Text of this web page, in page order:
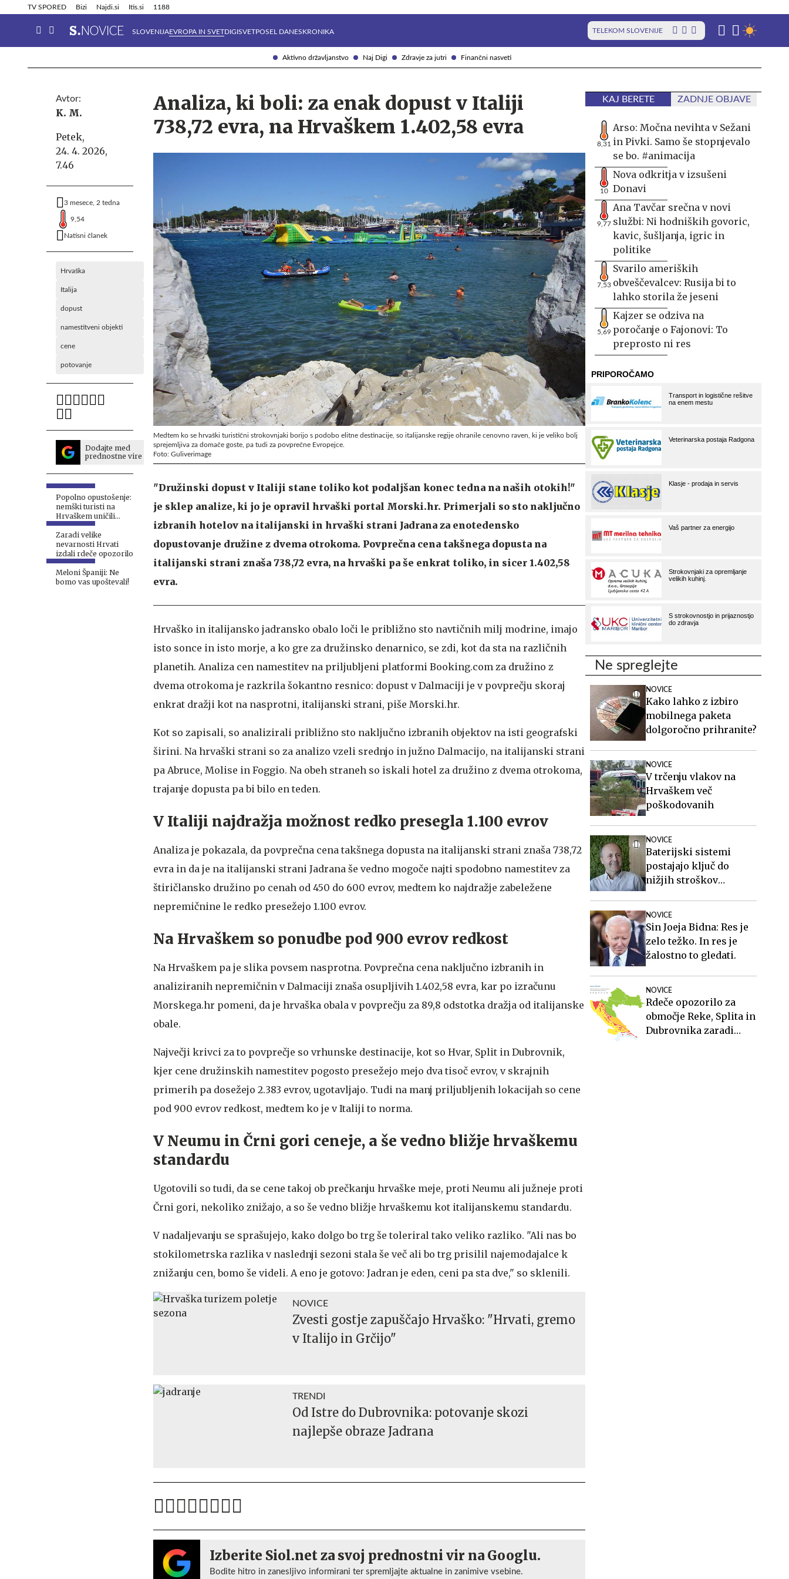
Aktivno državljanstvo Naj Digi Zdravje za jutri Finančni nasveti
TV SPORED Bizi Najdi.si Itis.si 1188
SLOVENIJAEVROPA IN SVETDIGISVETPOSEL DANESKRONIKA TELEKOM SLOVENIJE
Info in obvestila Tehnik
Avtor:
K. M.
Petek,
24. 4. 2026,
7.46
3 mesece, 2 tedna
9,54
Natisni članek
Hrvaška
Italija
dopust
namestitveni objekti
cene
potovanje
Dodajte med
prednostne vire
Popolno opustošenje:
nemški turisti na
Hrvaškem uničili
apartma #video
Zaradi velike
nevarnosti Hrvati
izdali rdeče opozorilo
Meloni Španiji: Ne
bomo vas upoštevali!
Analiza, ki boli: za enak dopust v Italiji
738,72 evra, na Hrvaškem 1.402,58 evra
Medtem ko se hrvaški turistični strokovnjaki borijo s podobo elitne destinacije, so italijanske regije ohranile cenovno raven, ki je veliko bolj
sprejemljiva za domače goste, pa tudi za povprečne Evropejce.
Foto: Guliverimage
"Družinski dopust v Italiji stane toliko kot podaljšan konec tedna na naših otokih!"
je sklep analize, ki jo je opravil hrvaški portal Morski.hr. Primerjali so sto naključno
izbranih hotelov na italijanski in hrvaški strani Jadrana za enotedensko
dopustovanje družine z dvema otrokoma. Povprečna cena takšnega dopusta na
italijanski strani znaša 738,72 evra, na hrvaški pa še enkrat toliko, in sicer 1.402,58
evra.
Hrvaško in italijansko jadransko obalo loči le približno sto navtičnih milj modrine, imajo
isto sonce in isto morje, a ko gre za družinsko denarnico, se zdi, kot da sta na različnih
planetih. Analiza cen namestitev na priljubljeni platformi Booking.com za družino z
dvema otrokoma je razkrila šokantno resnico: dopust v Dalmaciji je v povprečju skoraj
enkrat dražji kot na nasprotni, italijanski strani, piše Morski.hr.
Kot so zapisali, so analizirali približno sto naključno izbranih objektov na isti geografski
širini. Na hrvaški strani so za analizo vzeli srednjo in južno Dalmacijo, na italijanski strani
pa Abruce, Molise in Foggio. Na obeh straneh so iskali hotel za družino z dvema otrokoma,
trajanje dopusta pa bi bilo en teden.
V Italiji najdražja možnost redko presegla 1.100 evrov
Analiza je pokazala, da povprečna cena takšnega dopusta na italijanski strani znaša 738,72
evra in da je na italijanski strani Jadrana še vedno mogoče najti spodobno namestitev za
štiričlansko družino po cenah od 450 do 600 evrov, medtem ko najdražje zabeležene
nepremičnine le redko presežejo 1.100 evrov.
Na Hrvaškem so ponudbe pod 900 evrov redkost
Na Hrvaškem pa je slika povsem nasprotna. Povprečna cena naključno izbranih in
analiziranih nepremičnin v Dalmaciji znaša osupljivih 1.402,58 evra, kar po izračunu
Morskega.hr pomeni, da je hrvaška obala v povprečju za 89,8 odstotka dražja od italijanske
obale.
Največji krivci za to povprečje so vrhunske destinacije, kot so Hvar, Split in Dubrovnik,
kjer cene družinskih namestitev pogosto presežejo mejo dva tisoč evrov, v skrajnih
primerih pa dosežejo 2.383 evrov, ugotavljajo. Tudi na manj priljubljenih lokacijah so cene
pod 900 evrov redkost, medtem ko je v Italiji to norma.
V Neumu in Črni gori ceneje, a še vedno bližje hrvaškemu
standardu
Ugotovili so tudi, da se cene takoj ob prečkanju hrvaške meje, proti Neumu ali južneje proti
Črni gori, nekoliko znižajo, a so še vedno bližje hrvaškemu kot italijanskemu standardu.
V nadaljevanju se sprašujejo, kako dolgo bo trg še toleriral tako veliko razliko. "Ali nas bo
stokilometrska razlika v naslednji sezoni stala še več ali bo trg prisilil najemodajalce k
znižanju cen, bomo še videli. A eno je gotovo: Jadran je eden, ceni pa sta dve," so sklenili.
NOVICE
Zvesti gostje zapuščajo Hrvaško: "Hrvati, gremo
v Italijo in Grčijo"
TRENDI
Od Istre do Dubrovnika: potovanje skozi
najlepše obraze Jadrana
Izberite Siol.net za svoj prednostni vir na Googlu.
Bodite hitro in zanesljivo informirani ter spremljajte aktualne in zanimive vsebine.
KAJ BERETE ZADNJE OBJAVE
8,31
Arso: Močna nevihta v Sežani
in Pivki. Samo še stopnjevalo
se bo. #animacija
10
Nova odkritja v izsušeni
Donavi
9,77
Ana Tavčar srečna v novi
službi: Ni hodniških govoric,
kavic, šušljanja, igric in
politike
7,53
Svarilo ameriških
obveščevalcev: Rusija bi to
lahko storila že jeseni
5,69
Kajzer se odziva na
poročanje o Fajonovi: To
preprosto ni res
Ne spreglejte
NOVICE
Kako lahko z izbiro
mobilnega paketa
dolgoročno prihranite?
NOVICE
V trčenju vlakov na
Hrvaškem več
poškodovanih
NOVICE
Baterijski sistemi
postajajo ključ do
nižjih stroškov
NOVICE
Sin Joeja Bidna: Res je
zelo težko. In res je
žalostno to gledati.
NOVICE
Rdeče opozorilo za
območje Reke, Splita in
Dubrovnika zaradi